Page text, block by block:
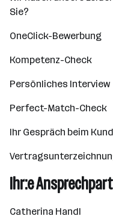
Sie?
OneClick-Bewerbung
Kompetenz-Check
Persönliches Interview
Perfect-Match-Check
Ihr Gespräch beim
Ihr:e
Catherina Handl